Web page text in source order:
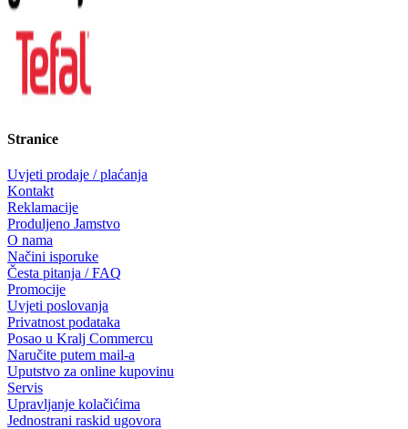
Stranice
Uvjeti prodaje / plaćanja
Kontakt
Reklamacije
Produljeno Jamstvo
O nama
Načini isporuke
Česta pitanja / FAQ
Promocije
Uvjeti poslovanja
Privatnost podataka
Posao u Kralj Commercu
Naručite putem mail-a
Uputstvo za online kupovinu
Servis
Upravljanje kolačićima
Jednostrani raskid ugovora